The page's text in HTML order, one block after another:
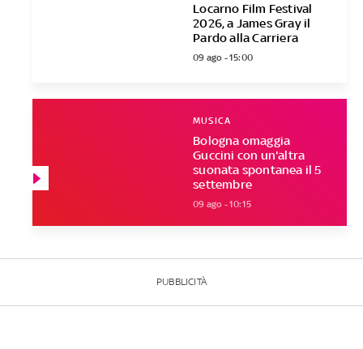
Locarno Film Festival
2026, a James Gray il
Pardo alla Carriera
09 ago - 15:00
Bologna omaggia
Guccini con un'altra
suonata spontanea il 5
settembre
MUSICA
09 ago - 10:15
PUBBLICITÀ